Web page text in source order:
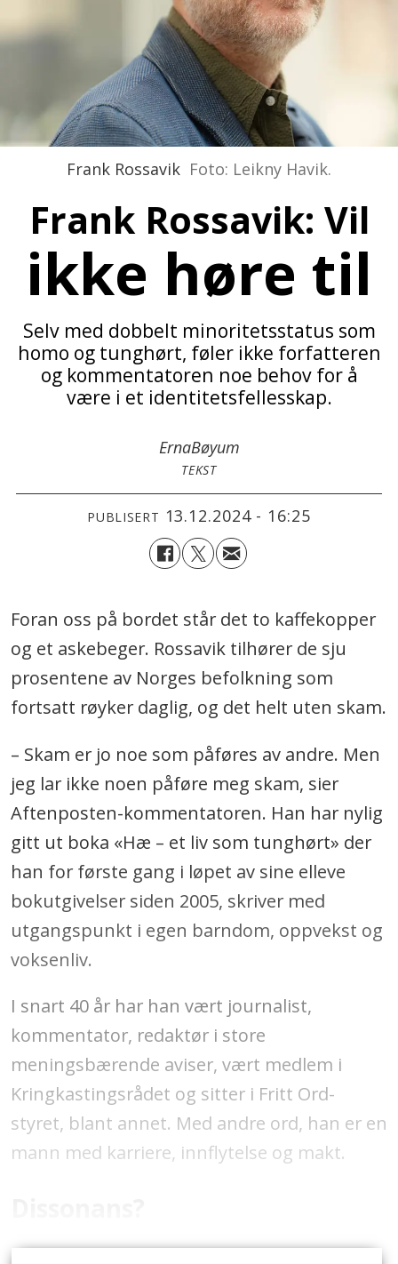
Frank Rossavik Foto: Leikny Havik.
Frank Rossavik: Vil
ikke høre til
Selv med dobbelt minoritetsstatus som
homo og tunghørt, føler ikke forfatteren
og kommentatoren noe behov for å
være i et identitetsfellesskap.
ErnaBøyum
TEKST
PUBLISERT 13.12.2024 - 16:25
Foran oss på bordet står det to kaffekopper
og et askebeger. Rossavik tilhører de sju
prosentene av Norges befolkning som
fortsatt røyker daglig, og det helt uten skam.
– Skam er jo noe som påføres av andre. Men
jeg lar ikke noen påføre meg skam, sier
Aftenposten-kommentatoren. Han har nylig
gitt ut boka «Hæ – et liv som tunghørt» der
han for første gang i løpet av sine elleve
bokutgivelser siden 2005, skriver med
utgangspunkt i egen barndom, oppvekst og
voksenliv.
I snart 40 år har han vært journalist,
kommentator, redaktør i store
meningsbærende aviser, vært medlem i
Kringkastingsrådet og sitter i Fritt Ord-
styret, blant annet. Med andre ord, han er en
mann med karriere, innflytelse og makt.